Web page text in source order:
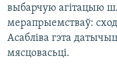
выбарчую агітацыю
мерапрыемстваў:
Асабліва гэта
мясцовасьці.